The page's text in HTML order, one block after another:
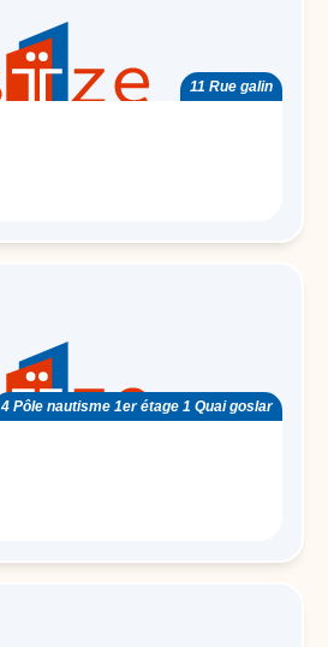
11 Rue galin
4 Pôle nautisme 1er étage 1 Quai goslar